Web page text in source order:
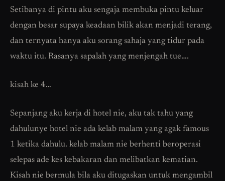
Setibanya di pintu aku sengaja membuka pintu keluar
dengan besar supaya keadaan bilik akan menjadi terang,
dan ternyata hanya aku sorang sahaja yang tidur pada
waktu itu. Rasanya sapalah yang menjengah tue….
kisah ke 4…
Sepanjang aku kerja di hotel nie, aku tak tahu yang
dahulunye hotel nie ada kelab malam yang agak famous
1 ketika dahulu. kelab malam nie berhenti beroperasi
selepas ade kes kebakaran dan melibatkan kematian.
Kisah nie bermula bila aku ditugaskan untuk mengambil